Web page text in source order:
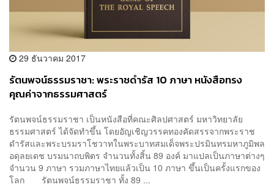
29 ธันวาคม 2017
รัตนพจน์ธรรมราชา: พระราชดำรัส 10 ภาษา หนังสือทรง
คุณค่าจากธรรมศาสตร์
รัตนพจน์ธรรมราชา เป็นหนังสือที่คณะศิลปศาสตร์ มหาวิทยาลัย
ธรรมศาสตร์ ได้จัดทำขึ้น โดยอัญเชิญวรรคทองคัดสรรจากพระราช
ดำรัสและพระบรมราโชวาทในพระบาทสมเด็จพระปรมินทรมหาภูมิพล
อดุลยเดช บรมนาถบพิตร จำนวนทั้งสิ้น 89 องค์ มาแปลเป็นภาษาต่างๆ
จำนวน 9 ภาษา รวมภาษาไทยแล้วเป็น 10 ภาษา ขึ้นเป็นครั้งแรกของ
โลก รัตนพจน์ธรรมราชา ทั้ง 89 ...